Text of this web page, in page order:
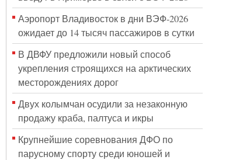
Аэропорт Владивосток в дни ВЭФ-2026
ожидает до 14 тысяч пассажиров в сутки
В ДВФУ предложили новый способ
укрепления строящихся на арктических
месторождениях дорог
Двух колымчан осудили за незаконную
продажу краба, палтуса и икры
Крупнейшие соревнования ДФО по
парусному спорту среди юношей и